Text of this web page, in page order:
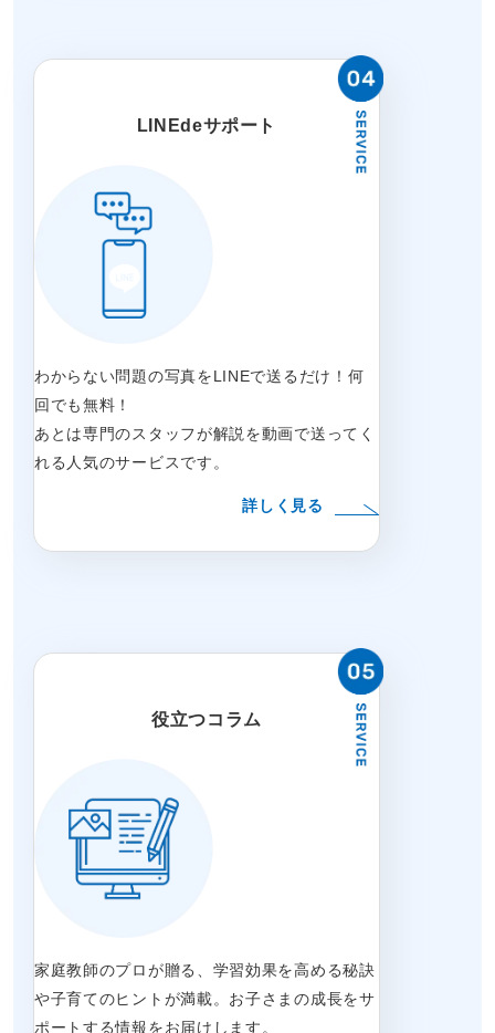
LINEdeサポート
わからない問題の写真をLINEで送るだけ！何
回でも無料！
あとは専門のスタッフが解説を動画で送ってく
れる人気のサービスです。
詳しく見る
役立つコラム
家庭教師のプロが贈る、学習効果を高める秘訣
や子育てのヒントが満載。お子さまの成長をサ
ポートする情報をお届けします。